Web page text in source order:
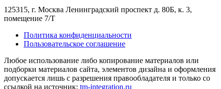
125315, г. Москва Ленинградский проспект д. 80Б, к. 3,
помещение 7/Т
Политика конфиденциальности
Пользовательское соглашение
Любое использование либо копирование материалов или
подборки материалов сайта, элементов дизайна и оформления
допускается лишь с разрешения правообладателя и только со
ссылкой на источник: tm-integration.ru